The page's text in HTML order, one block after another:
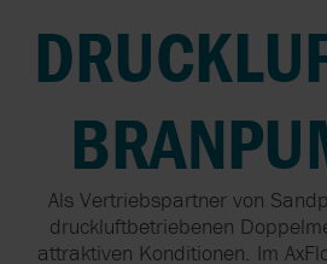
Als Vertriebspartner von
druckluftbetriebenen
attraktiven Konditionen. Im